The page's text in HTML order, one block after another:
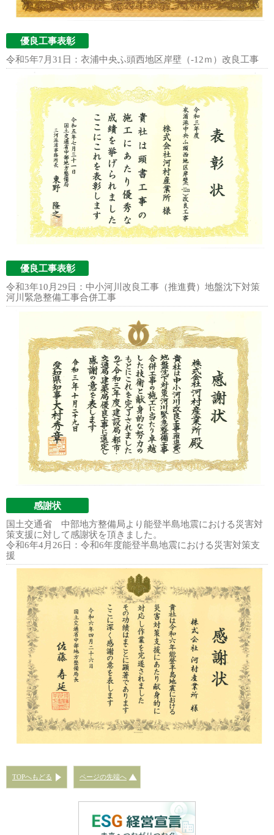
優良工事表彰
令和5年7月31日：衣浦中央ふ頭西地区岸壁（-12ｍ）改良工事
優良工事表彰
令和3年10月29日：中小河川改良工事（推進費）地盤沈下対策
河川緊急整備工事合併工事
感謝状
国土交通省 中部地方整備局より能登半島地震における災害対
策支援に対して感謝状を頂きました。
令和6年4月26日：令和6年度能登半島地震における災害対策支
援
TOPへもどる ページの先端へ